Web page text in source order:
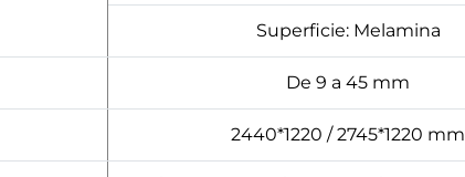
Superficie: Melamina
De 9 a 45 mm
2440*1220 / 2745*1220 mm